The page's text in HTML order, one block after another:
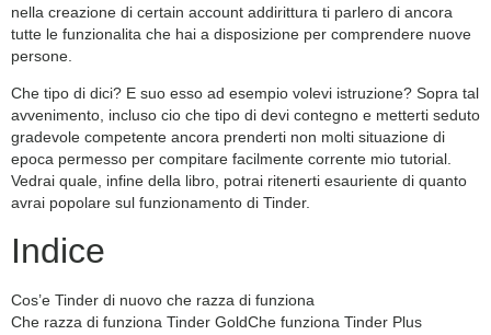
nella creazione di certain account addirittura ti parlero di ancora
tutte le funzionalita che hai a disposizione per comprendere nuove
persone.
Che tipo di dici? E suo esso ad esempio volevi istruzione? Sopra tal
avvenimento, incluso cio che tipo di devi contegno e metterti seduto
gradevole competente ancora prenderti non molti situazione di
epoca permesso per compitare facilmente corrente mio tutorial.
Vedrai quale, infine della libro, potrai ritenerti esauriente di quanto
avrai popolare sul funzionamento di Tinder.
Indice
Cos’e Tinder di nuovo che razza di funziona
Che razza di funziona Tinder GoldChe funziona Tinder Plus